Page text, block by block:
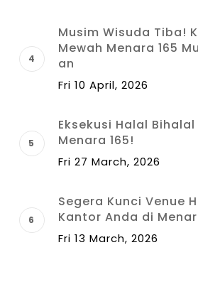
Musim Wisuda Tiba!
Mewah Menara 165
an
Fri 10 April, 2026
Eksekusi Halal
Menara 165!
Fri 27 March, 2026
Segera Kunci Venue
Kantor Anda di
Fri 13 March, 2026